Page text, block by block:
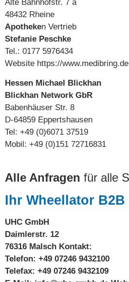
Alte Bahnhofstr. 7 a
48432 Rheine
Apotheken Vertrieb
Stefanie Peschke
Tel.: 0177 5976434
Website https://www.medibring.de
Hessen Michael Blickhan
Blickhan Network GbR
Babenhäuser Str. 8
D-64859 Eppertshausen
Tel: +49 (0)6071 37519
Mobil: +49 (0)151 72716831
Alle Anfragen für alle
Ihr Wheellator B2B
UHC GmbH
Daimlerstr. 12
76316 Malsch Kontakt:
Telefon: +49 07246 9432100
Telefax: +49 07246 9432109